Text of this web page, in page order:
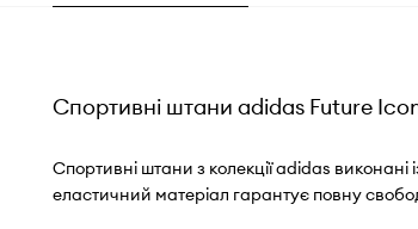
Спортивні штани adidas Future
Спортивні штани з колекції adidas виконані
еластичний матеріал гарантує повну